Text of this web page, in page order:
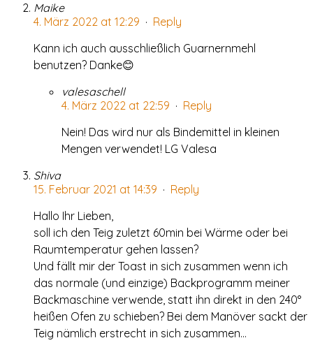
Maike
4. März 2022 at 12:29 · Reply
Kann ich auch ausschließlich Guarnernmehl
benutzen? Danke😊
valesaschell
4. März 2022 at 22:59 · Reply
Nein! Das wird nur als Bindemittel in kleinen
Mengen verwendet! LG Valesa
Shiva
15. Februar 2021 at 14:39 · Reply
Hallo Ihr Lieben,
soll ich den Teig zuletzt 60min bei Wärme oder bei
Raumtemperatur gehen lassen?
Und fällt mir der Toast in sich zusammen wenn ich
das normale (und einzige) Backprogramm meiner
Backmaschine verwende, statt ihn direkt in den 240°
heißen Ofen zu schieben? Bei dem Manöver sackt der
Teig nämlich erstrecht in sich zusammen…